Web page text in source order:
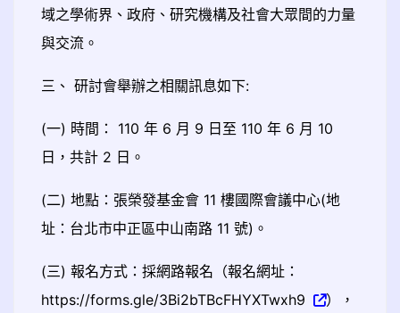
域之學術界、政府、研究機構及社會大眾間的力量
與交流。
三、 研討會舉辦之相關訊息如下:
(一) 時間： 110 年 6 月 9 日至 110 年 6 月 10
日，共計 2 日。
(二) 地點：張榮發基金會 11 樓國際會議中心(地
址：台北市中正區中山南路 11 號)。
(三) 報名方式：採網路報名（報名網址：
https://forms.gle/3Bi2bTBcFHYXTwxh9
），